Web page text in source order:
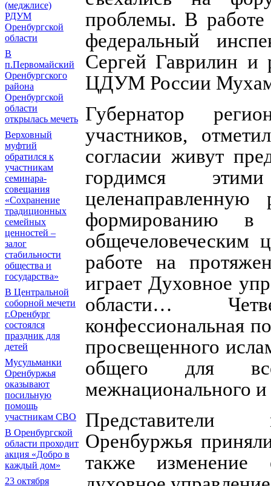
(меджлисе)
РДУМ
Оренбургской
области
В
п.Первомайский
Оренбургского
района
Оренбургской
области
открылась мечеть
Верховный
муфтий
обратился к
участникам
семинара-
совещания
«Сохранение
традиционных
семейных
ценностей –
залог
стабильности
общества и
государства»
В Центральной
соборной мечети
г.Оренбург
состоялся
праздник для
детей
Мусульманки
Оренбуржья
оказывают
посильную
помощь
участникам СВО
В Оренбургской
области проходит
акция «Добро в
каждый дом»
23 октября
проблемы. В работе
федеральный
Сергей Гаврилин и
ЦДУМ России
Губернатор
участников,
согласии живут
гордимся
формированию в
общечеловеческим
работе на
играет Духовное
области…
конфессиональная
просвещенного
общего для
межнационального
Представители
Оренбуржья
также изменение